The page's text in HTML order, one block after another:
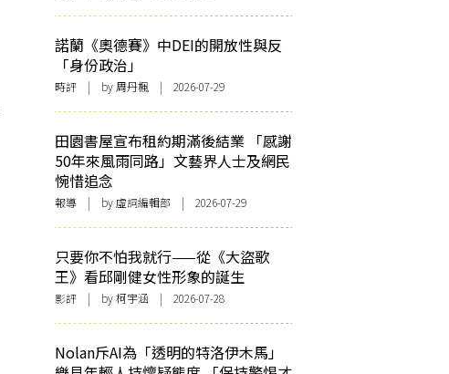
諾蘭《奧德賽》中DEI的開放性與反
「身份政治」
時評 | by 周丹楓 | 2026-07-29
田園書屋宣布租約期滿後結業 「感謝
50年來風雨同路」文藝界人士及網民
惋惜追念
報導 | by 虛詞編輯部 | 2026-07-29
只要你不怕我就行——從《大盜歌
王》看邱剛健女性形象的誕生
影評 | by 柯宇涵 | 2026-07-28
Nolan斥AI為「透明的特洛伊木馬」